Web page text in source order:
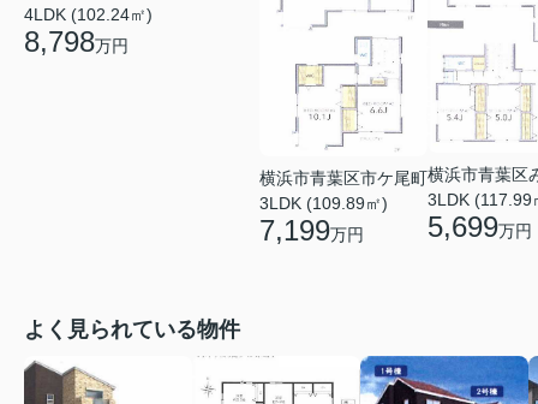
4LDK (102.24㎡)
8,798万円
横浜市青葉区市ケ尾町
3LDK (109.89㎡)
7,199万円
横浜市青葉区
3LDK (117.99
5,699万円
よく見られている物件